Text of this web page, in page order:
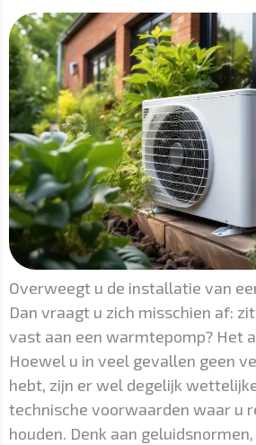
Overweegt u de installatie van
Dan vraagt u zich misschien af:
vast aan een warmtepomp? Het
Hoewel u in veel gevallen geen
hebt, zijn er wel degelijk
technische voorwaarden waar u
houden. Denk aan